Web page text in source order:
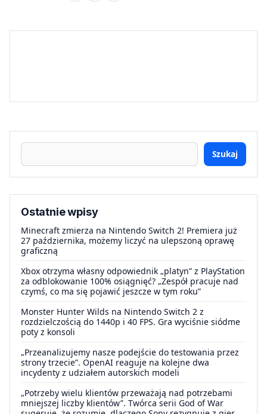
Szukaj
Ostatnie wpisy
Minecraft zmierza na Nintendo Switch 2! Premiera już
27 października, możemy liczyć na ulepszoną oprawę
graficzną
Xbox otrzyma własny odpowiednik „platyn” z PlayStation
za odblokowanie 100% osiągnięć? „Zespół pracuje nad
czymś, co ma się pojawić jeszcze w tym roku”
Monster Hunter Wilds na Nintendo Switch 2 z
rozdzielczością do 1440p i 40 FPS. Gra wyciśnie siódme
poty z konsoli
„Przeanalizujemy nasze podejście do testowania przez
strony trzecie”. OpenAI reaguje na kolejne dwa
incydenty z udziałem autorskich modeli
„Potrzeby wielu klientów przeważają nad potrzebami
mniejszej liczby klientów”. Twórca serii God of War